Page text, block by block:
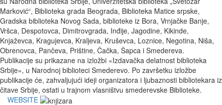
Marković“, Biblioteka grada Beograda, Biblioteka Matice srpske,
Gradska biblioteka Novog Sada, biblioteke iz Bora, Vrnjačke Banje,
Vršca, Despotovca, Dimitrovgrada, Inđije, Jagodine, Kikinde,
Knjaževca, Kragujevca, Kraljeva, Kruševca, Loznice, Negotina, Niša,
Obrenovca, Pančeva, Prištine, Čačka, Šapca i Smedereva.
Publikacije su prikazane na izložbi «Izdavačka delatnost biblioteka
Srbije», u Narodnoj biblioteci Smederevo. Po završetku izložbe
publikacije će, zahvaljujući ideji organizatora i ljubaznosti bibliotekara iz
čitave Srbije, ostati u trajnom vlasništvu smederevske Biblioteke.
WEBSITE